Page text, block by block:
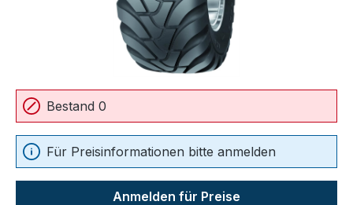
Bestand 0
Für Preisinformationen bitte anmelden
Anmelden für Preise